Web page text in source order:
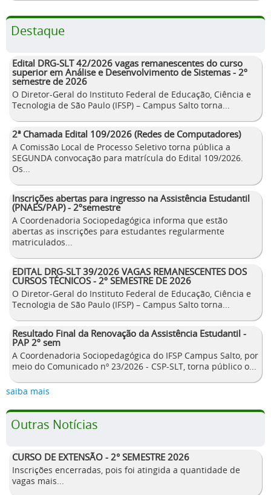
Destaque
Edital DRG-SLT 42/2026 vagas remanescentes do curso
superior em Análise e Desenvolvimento de Sistemas - 2º
semestre de 2026
O Diretor-Geral do Instituto Federal de Educação, Ciência e
Tecnologia de São Paulo (IFSP) – Campus Salto torna...
2ª Chamada Edital 109/2026 (Redes de Computadores)
A Comissão Local de Processo Seletivo torna pública a
SEGUNDA convocação para matrícula do Edital 109/2026.
Os...
Inscrições abertas para ingresso na Assistência Estudantil
(PNAES/PAP) - 2ºsemestre
A Coordenadoria Sociopedagógica informa que estão
abertas as inscrições para estudantes regularmente
matriculados...
EDITAL DRG-SLT 39/2026 VAGAS REMANESCENTES DOS
CURSOS TÉCNICOS - 2º SEMESTRE DE 2026
O Diretor-Geral do Instituto Federal de Educação, Ciência e
Tecnologia de São Paulo (IFSP) – Campus Salto torna...
Resultado Final da Renovação da Assistência Estudantil -
PAP 2º sem
A Coordenadoria Sociopedagógica do IFSP Campus Salto, por
meio do Comunicado nº 23/2026 - CSP-SLT, torna público o...
saiba mais
Outras Notícias
CURSO DE EXTENSÃO - 2° SEMESTRE 2026
Inscrições encerradas, pois foi atingida a quantidade de
vagas mais...